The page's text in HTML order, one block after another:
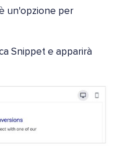
un'opzione per
Snippet e apparirà